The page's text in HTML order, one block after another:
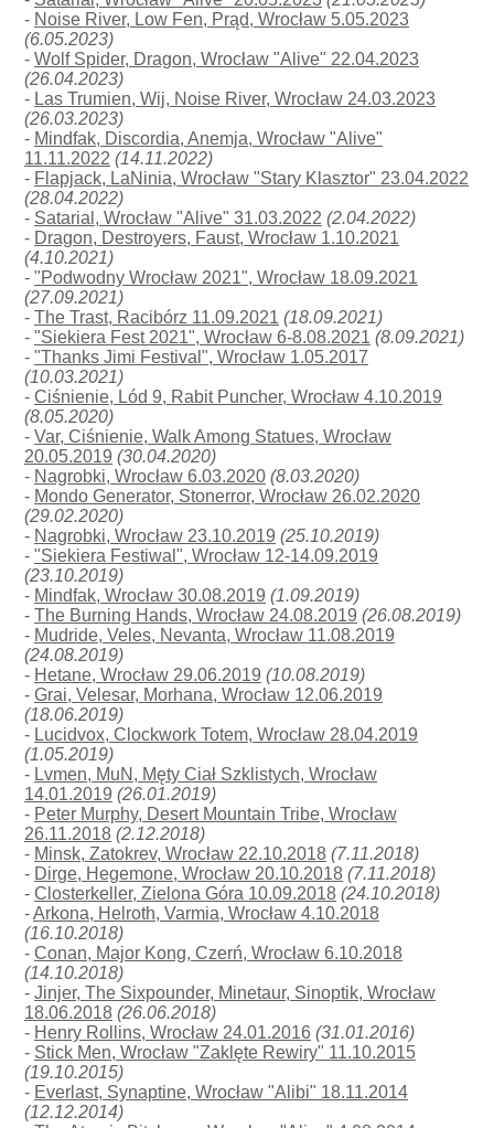
- Noise River, Low Fen, Prąd, Wrocław 5.05.2023
(6.05.2023)
-Wolf Spider, Dragon, Wrocław "Alive" 22.04.2023
(26.04.2023)
- Las Trumien, Wij, Noise River, Wrocław 24.03.2023
(26.03.2023)
- Mindfak, Discordia, Anemja, Wrocław "Alive"
11.11.2022 (14.11.2022)
- Flapjack, LaNinia, Wrocław "Stary Klasztor" 23.04.2022
(28.04.2022)
- Satarial, Wrocław "Alive" 31.03.2022 (2.04.2022)
- Dragon, Destroyers, Faust, Wrocław 1.10.2021
(4.10.2021)
-"Podwodny Wrocław 2021", Wrocław 18.09.2021
(27.09.2021)
-The Trast, Racibórz 11.09.2021 (18.09.2021)
-"Siekiera Fest 2021", Wrocław 6-8.08.2021 (8.09.2021)
-"Thanks Jimi Festival", Wrocław 1.05.2017
(10.03.2021)
-Ciśnienie, Lód 9, Rabit Puncher, Wrocław 4.10.2019
(8.05.2020)
-Var, Ciśnienie, Walk Among Statues, Wrocław
20.05.2019 (30.04.2020)
- Nagrobki, Wrocław 6.03.2020 (8.03.2020)
- Mondo Generator, Stonerror, Wrocław 26.02.2020
(29.02.2020)
- Nagrobki, Wrocław 23.10.2019 (25.10.2019)
-"Siekiera Festiwal", Wrocław 12-14.09.2019
(23.10.2019)
- Mindfak, Wrocław 30.08.2019 (1.09.2019)
-The Burning Hands, Wrocław 24.08.2019 (26.08.2019)
- Mudride, Veles, Nevanta, Wrocław 11.08.2019
(24.08.2019)
- Hetane, Wrocław 29.06.2019 (10.08.2019)
-Grai, Velesar, Morhana, Wrocław 12.06.2019
(18.06.2019)
- Lucidvox, Clockwork Totem, Wrocław 28.04.2019
(1.05.2019)
- Lvmen, MuN, Męty Ciał Szklistych, Wrocław
14.01.2019 (26.01.2019)
- Peter Murphy, Desert Mountain Tribe, Wrocław
26.11.2018 (2.12.2018)
- Minsk, Zatokrev, Wrocław 22.10.2018 (7.11.2018)
- Dirge, Hegemone, Wrocław 20.10.2018 (7.11.2018)
-Closterkeller, Zielona Góra 10.09.2018 (24.10.2018)
-Arkona, Helroth, Varmia, Wrocław 4.10.2018
(16.10.2018)
-Conan, Major Kong, Czerń, Wrocław 6.10.2018
(14.10.2018)
-Jinjer, The Sixpounder, Minetaur, Sinoptik, Wrocław
18.06.2018 (26.06.2018)
- Henry Rollins, Wrocław 24.01.2016 (31.01.2016)
- Stick Men, Wrocław "Zaklęte Rewiry" 11.10.2015
(19.10.2015)
- Everlast, Synaptine, Wrocław "Alibi" 18.11.2014
(12.12.2014)